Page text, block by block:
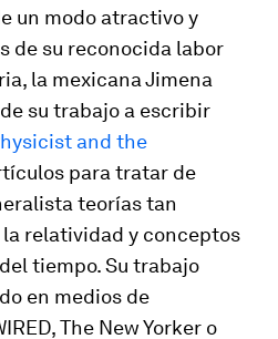
un modo atractivo y
de su reconocida labor
la mexicana Jimena
su trabajo a escribir
and the
para tratar de
teorías tan
relatividad y conceptos
tiempo. Su trabajo
en medios de
,The New Yorker o